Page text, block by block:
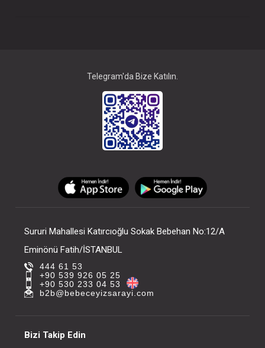
Telegram'da Bize Katılın.
Sururi Mahallesi Katırcıoğlu Sokak Bebehan No:12/A
Eminönü Fatih/İSTANBUL
444 61 53
+90 539 926 05 25
+90 530 233 04 53
b2b@bebeceyizsarayi.com
Bizi Takip Edin